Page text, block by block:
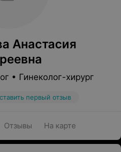
Анастасия
• Гинеколог-хирург
первый отзыв
Отзывы На карте